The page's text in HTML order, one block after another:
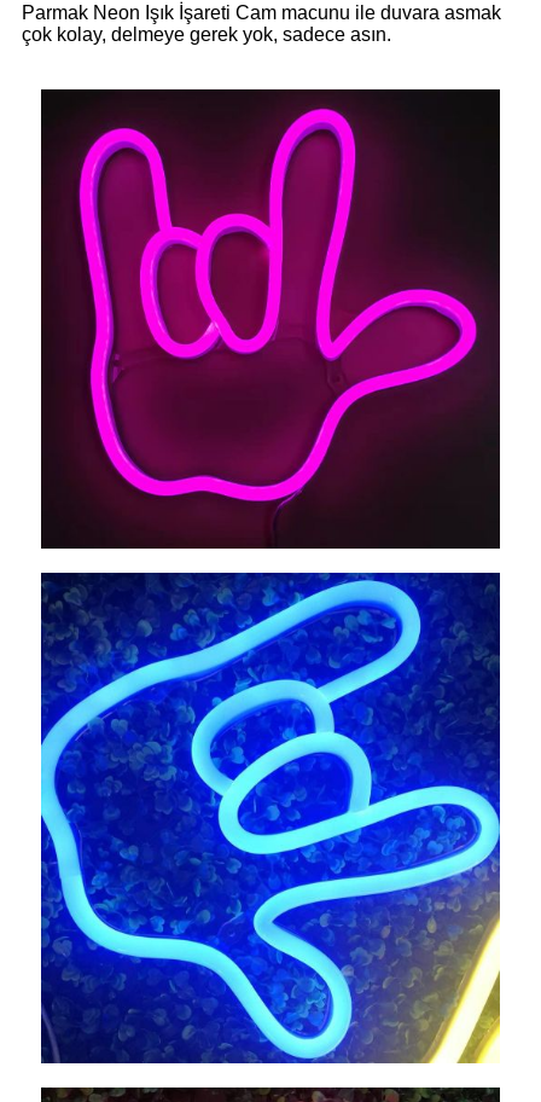
Parmak Neon Işık İşareti Cam macunu ile duvara asmak
çok kolay, delmeye gerek yok, sadece asın.